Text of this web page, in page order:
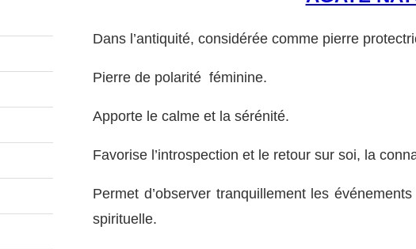
Dans l’antiquité, considérée comme pierre
Pierre de polarité féminine.
Apporte le calme et la sérénité.
Favorise l’introspection et le retour sur soi, la
Permet d’observer tranquillement les
spirituelle.